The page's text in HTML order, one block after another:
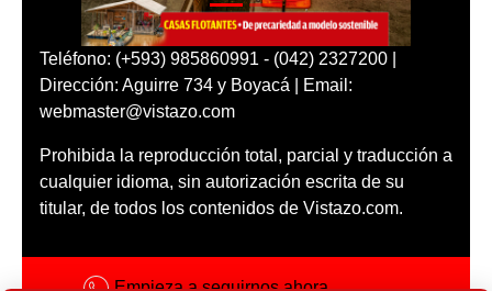
Teléfono: (+593) 985860991 - (042) 2327200 |
Dirección: Aguirre 734 y Boyacá | Email:
webmaster@vistazo.com
Prohibida la reproducción total, parcial y traducción a
cualquier idioma, sin autorización escrita de su
titular, de todos los contenidos de Vistazo.com.
Empieza a seguirnos ahora